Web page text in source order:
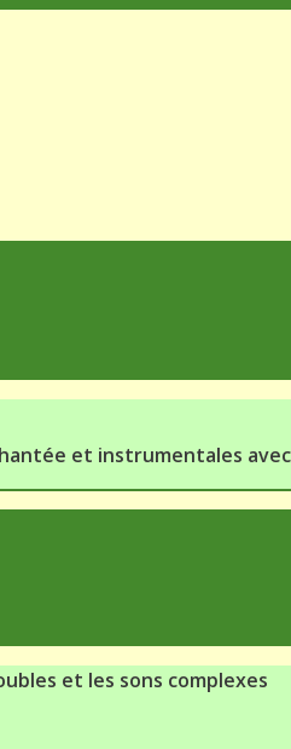
et instrumentales
et les sons complexes